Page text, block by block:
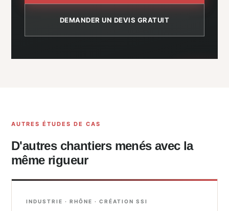
DEMANDER UN DEVIS GRATUIT
AUTRES ÉTUDES DE CAS
D'autres chantiers menés avec la
même rigueur
INDUSTRIE · RHÔNE · CRÉATION SSI